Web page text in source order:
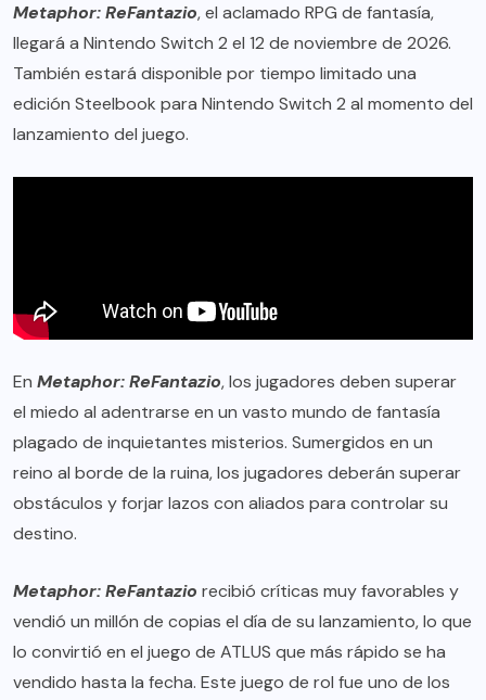
Metaphor: ReFantazio, el aclamado RPG de fantasía,
llegará a Nintendo Switch 2 el 12 de noviembre de 2026.
También estará disponible por tiempo limitado una
edición Steelbook para Nintendo Switch 2 al momento del
lanzamiento del juego.
En Metaphor: ReFantazio, los jugadores deben superar
el miedo al adentrarse en un vasto mundo de fantasía
plagado de inquietantes misterios. Sumergidos en un
reino al borde de la ruina, los jugadores deberán superar
obstáculos y forjar lazos con aliados para controlar su
destino.
Metaphor: ReFantazio recibió críticas muy favorables y
vendió un millón de copias el día de su lanzamiento, lo que
lo convirtió en el juego de ATLUS que más rápido se ha
vendido hasta la fecha. Este juego de rol fue uno de los